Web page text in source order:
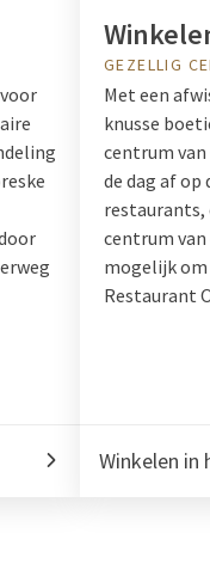
GEZELLIG
Met een
knusse
centrum van
de dag af
restaurants,
centrum
mogelijk om
Restaurant
Winkelen in